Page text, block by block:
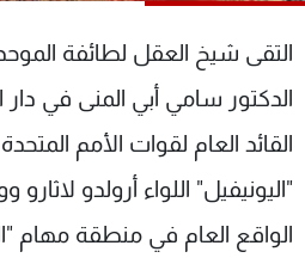
التقى شيخ العقل لطائفة
الدكتور سامي أبي المنى في دار
القائد العام لقوات الأمم
"اليونيفيل" اللواء أرولدو
الواقع العام في منطقة مهام
جدول البرامج
شاهد البرامج
عن MTV
الإنـتـاج
لاعلاناتكم
وظائف
تواصل
شروط
سياسة